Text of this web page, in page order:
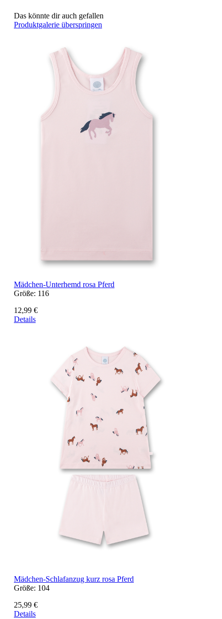
Das könnte dir auch gefallen
Produktgalerie überspringen
Mädchen-Unterhemd rosa Pferd
Größe: 116
12,99 €
Details
Mädchen-Schlafanzug kurz rosa Pferd
Größe: 104
25,99 €
Details